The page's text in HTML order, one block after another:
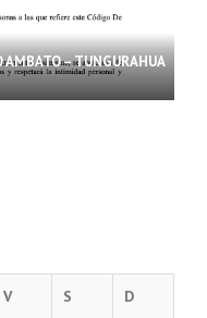
AMBATO – TUNGURAHUA
V S D